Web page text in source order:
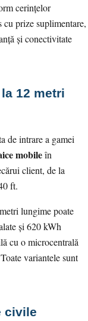
cerințelor
prize suplimentare,
și conectivitate
12 metri
de intrare a gamei
mobileîn
client, de la
ft.
lungime poate
și 620 kWh
cu o microcentrală
variantele sunt
civile